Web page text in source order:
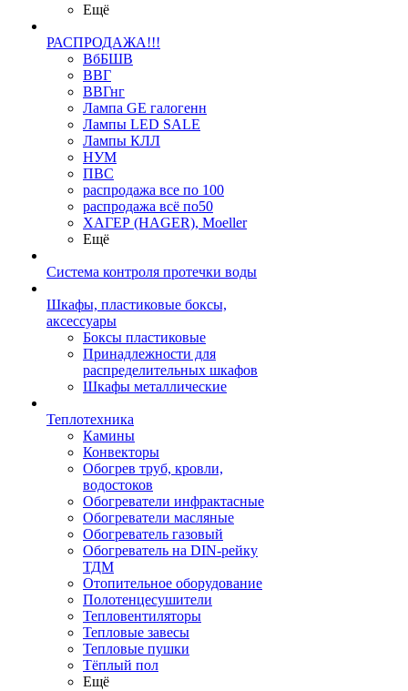
Ещё
РАСПРОДАЖА!!!
ВбБШВ
ВВГ
ВВГнг
Лампа GE галогенн
Лампы LED SALE
Лампы КЛЛ
НУМ
ПВС
распродажа все по 100
распродажа всё по50
ХАГЕР (HAGER), Moeller
Ещё
Система контроля протечки воды
Шкафы, пластиковые боксы,
аксессуары
Боксы пластиковые
Принадлежности для
распределительных шкафов
Шкафы металлические
Теплотехника
Камины
Конвекторы
Обогрев труб, кровли,
водостоков
Обогреватели инфрактасные
Обогреватели масляные
Обогреватель газовый
Обогреватель на DIN-рейку
ТДМ
Отопительное оборудование
Полотенцесушители
Тепловентиляторы
Тепловые завесы
Тепловые пушки
Тёплый пол
Ещё